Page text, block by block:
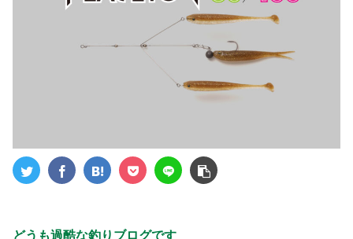
どうも過酷な釣りブログです